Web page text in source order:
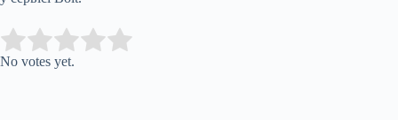
Rate this item:
No votes yet.